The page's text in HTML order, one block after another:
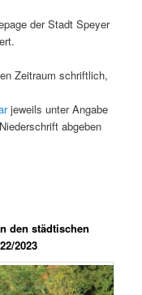
der Stadt Speyer
Zeitraum schriftlich,
jeweils unter Angabe
abgeben
den städtischen
2023